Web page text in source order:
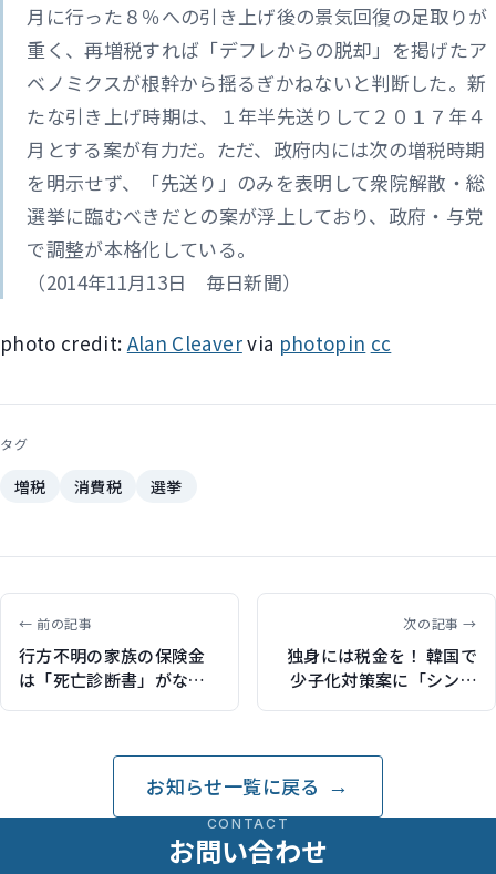
月に行った８％への引き上げ後の景気回復の足取りが
重く、再増税すれば「デフレからの脱却」を掲げたア
ベノミクスが根幹から揺るぎかねないと判断した。新
たな引き上げ時期は、１年半先送りして２０１７年４
月とする案が有力だ。ただ、政府内には次の増税時期
を明示せず、「先送り」のみを表明して衆院解散・総
選挙に臨むべきだとの案が浮上しており、政府・与党
で調整が本格化している。
（2014年11月13日 毎日新聞）
photo credit: Alan Cleavervia photopin cc
タグ
増税 消費税 選挙
← 前の記事
行方不明の家族の保険金
は「死亡診断書」がなけ
ればもらえない 御嶽山不
次の記事 →
独身には税金を！ 韓国で
少子化対策案に「シング
ル税」の噂で批判が殺到
お知らせ一覧に戻る
CONTACT
お問い合わせ